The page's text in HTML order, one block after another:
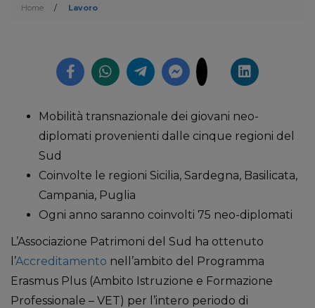
Home / Lavoro
Mobilità transnazionale dei giovani neo-
diplomati provenienti dalle cinque regioni del
Sud
Coinvolte le regioni Sicilia, Sardegna, Basilicata,
Campania, Puglia
Ogni anno saranno coinvolti 75 neo-diplomati
L’Associazione Patrimoni del Sud ha ottenuto
l’Accreditamento nell’ambito del Programma
Erasmus Plus (Ambito Istruzione e Formazione
Professionale – VET) per l’intero periodo di